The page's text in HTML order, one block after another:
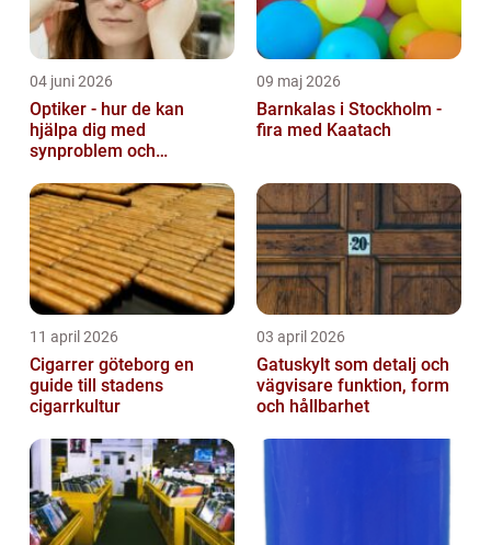
04 juni 2026
Optiker - hur de kan
hjälpa dig med
synproblem och
09 maj 2026
Barnkalas i Stockholm -
fira med Kaatach
11 april 2026
Cigarrer göteborg en
guide till stadens
cigarrkultur
03 april 2026
Gatuskylt som detalj och
vägvisare funktion, form
och hållbarhet